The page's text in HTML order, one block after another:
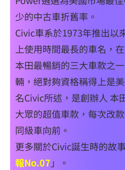
少的中古車折舊率。
Civic車系於1973年推出以
上使用時間最長的車名，
本田最暢銷的三大車款之
輛，絕對夠資格稱得上是
名Civic所述，是創辦人 本
大眾的超值車款，每次改
同級車向前。
更多關於Civic誕生時的故
報No.07 」。